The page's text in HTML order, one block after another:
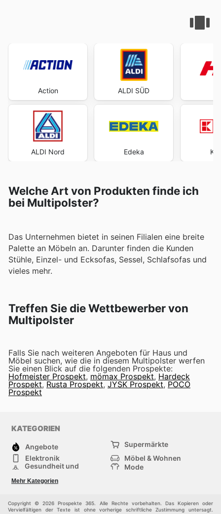
Action
ALDI Nord
ALDI SÜD
Edeka
Welche Art von Produkten finde ich
bei Multipolster?
Das Unternehmen bietet in seinen Filialen eine breite
Palette an Möbeln an. Darunter finden die Kunden
Stühle, Einzel- und Ecksofas, Sessel, Schlafsofas und
vieles mehr.
Treffen Sie die Wettbewerber von
Multipolster
Falls Sie nach weiteren Angeboten für Haus und
Möbel suchen, wie die in diesem Multipolster werfen
Sie einen Blick auf die folgenden Prospekte:
Hofmeister Prospekt, mömax Prospekt, Hardeck
Prospekt, Rusta Prospekt, JYSK Prospekt, POCO
Prospekt
KATEGORIEN
Angebote
Supermärkte
Elektronik
Möbel & Wohnen
Gesundheit und
Mode
Sportartikel und
Sportbekleidung
Einkaufzentren
Andere
Mehr Kategorien
Copyright © 2026 Prospekte 365. Alle Rechte vorbehalten. Das Kopieren oder
Vervielfältigen der Texte ist ohne vorherige schriftliche Zustimmung untersagt.